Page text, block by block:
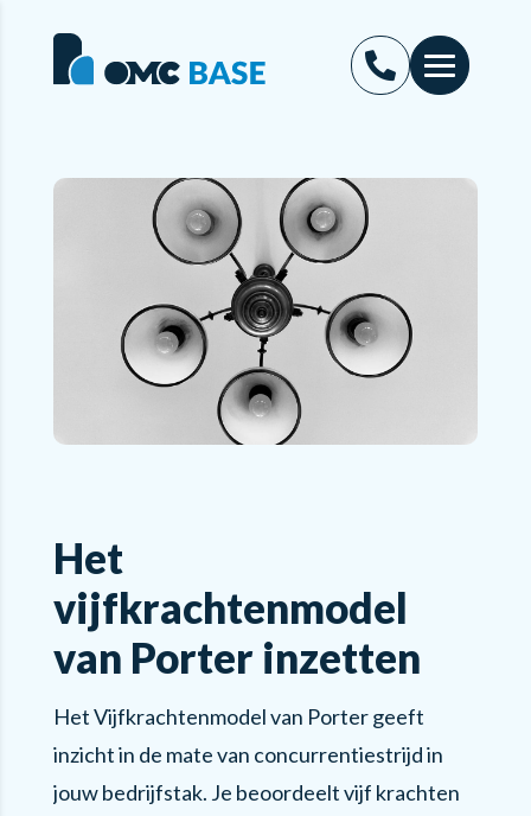
Het
vijfkrachtenmodel
van Porter inzetten
Het Vijfkrachtenmodel van Porter geeft
inzicht in de mate van concurrentiestrijd in
jouw bedrijfstak. Je beoordeelt vijf krachten